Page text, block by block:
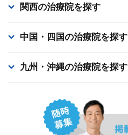
関西の治療院を探す
中国・四国の治療院を探す
九州・沖縄の治療院を探す